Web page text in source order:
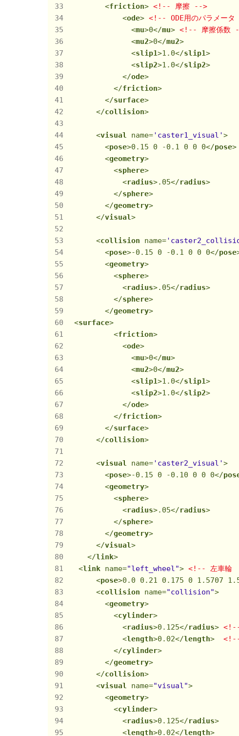
<friction> <!-- 摩擦 -->
<ode> <!-- ODE用のパラメー
<mu>0</mu> <!-- 摩擦係数
<mu2>0</mu2>
<slip1>1.0</slip1>
<slip2>1.0</slip2>
</ode>
</friction>
</surface>
</collision>
<visual name='caster1_visual'>
<pose>0.15 0 -0.1 0 0 0</pose>
<geometry>
<sphere>
<radius>.05</radius>
</sphere>
</geometry>
</visual>
<collision name=
<pose>-0.15 0 -0.1 0 0 0</pose
<geometry>
<sphere>
<radius>.05</radius>
</sphere>
</geometry>
<surface>
<friction>
<ode>
<mu>0</mu>
<mu2>0</mu2>
<slip1>1.0</slip1>
<slip2>1.0</slip2>
</ode>
</friction>
</surface>
</collision>
<visual name='caster2_visual'>
<pose>-0.15 0 -0.10 0 0 0</
<geometry>
<sphere>
<radius>.05</radius>
</sphere>
</geometry>
</visual>
</link>
<link name="left_wheel"> <!-- 左車輪
<pose>0.0 0.21 0.175 0 1.5707
<collision name="collision">
<geometry>
<cylinder>
<radius>0.125</radius>
<length>0.02</length>
</cylinder>
</geometry>
</collision>
<visual name="visual">
<geometry>
<cylinder>
<radius>0.125</radius>
<length>0.02</length>